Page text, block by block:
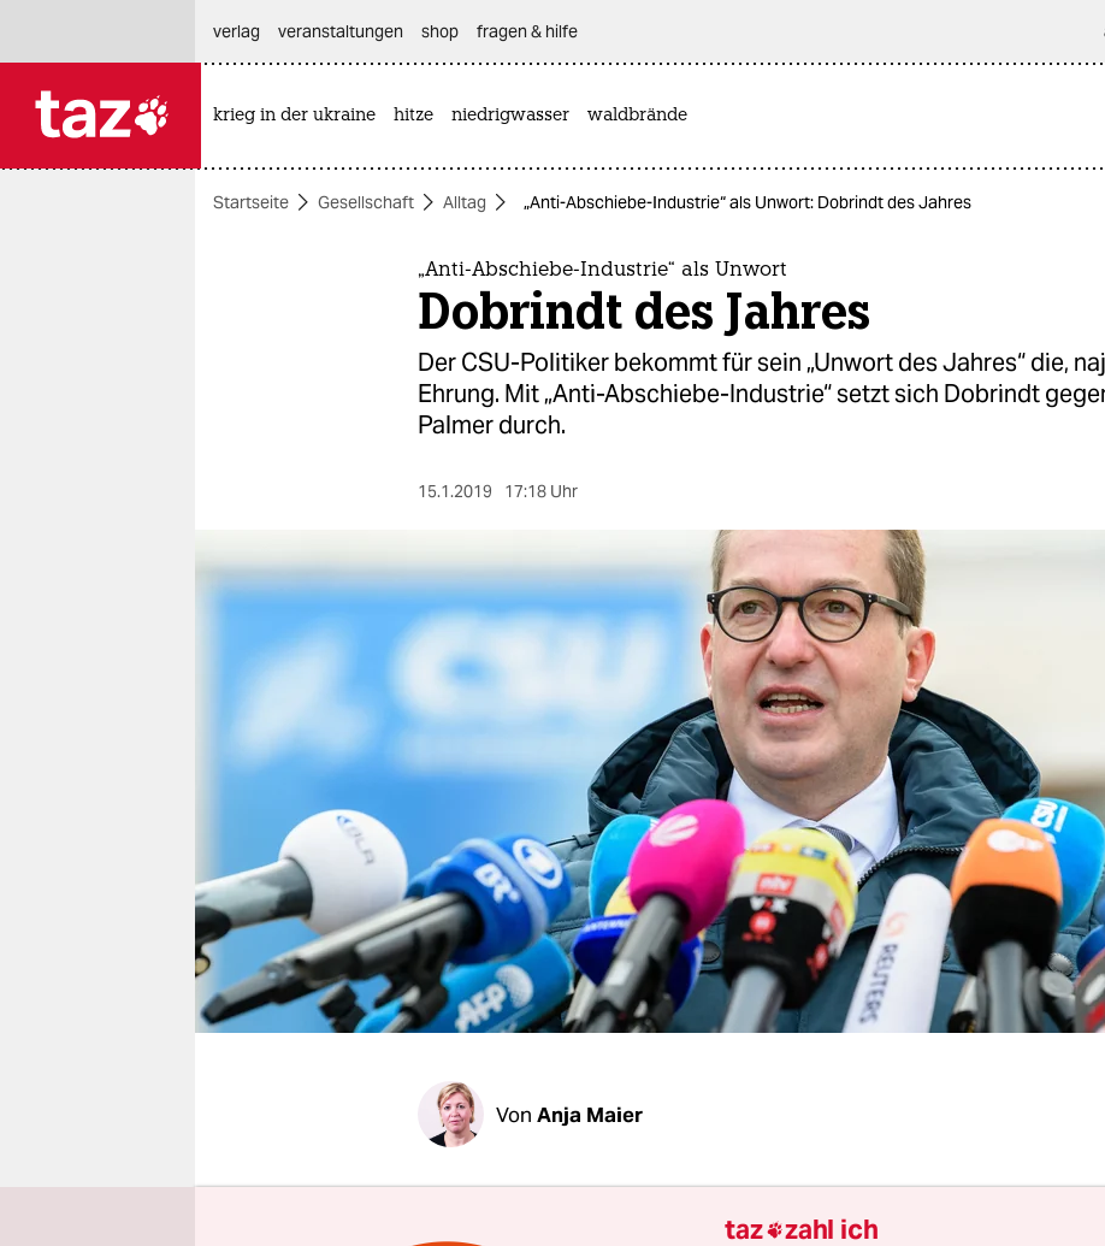
themen
nord
wahrheit
verlag
fragen & hilfe
unterstützen
abo
genossenschaft
verlag
veranstaltungen shop fragen & hilfe
krieg in der ukraine hitze niedrigwasser waldbrände
Startseite Gesellschaft Alltag „Anti-Abschiebe-Industrie“ als Unwort: Dobrindt des Jahres
„Anti-Abschiebe-Industrie“ als Unwort
Dobrindt des Jahres
Der CSU-Politiker bekommt für sein „Unwort des Jahres“ die,
Ehrung. Mit „Anti-Abschiebe-Industrie“ setzt sich Dobrindt
Palmer durch.
15.1.2019 17:18 Uhr
Von Anja Maier
Alexander Dobrindt hat gewonnen. Der Chef der CSU-
taz zahl ich